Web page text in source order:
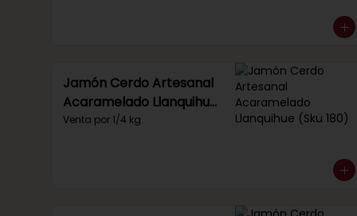
Jamón Cerdo Artesanal
Acaramelado Llanquihue
(Sku 180)
Venta por 1/4 kg.